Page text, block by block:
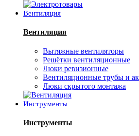
Вентиляция
Вентиляция
Вытяжные вентиляторы
Решётки вентиляционные
Люки ревизионные
Вентиляционные трубы и
Люки скрытого монтажа
Инструменты
Инструменты